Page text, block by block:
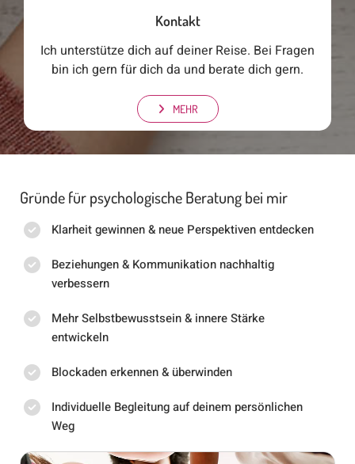
Kontakt
Ich unterstütze dich auf deiner Reise. Bei Fragen
bin ich gern für dich da und berate dich gern.
MEHR
Gründe für psychologische Beratung bei mir
Klarheit gewinnen & neue Perspektiven entdecken
Beziehungen & Kommunikation nachhaltig
verbessern
Mehr Selbstbewusstsein & innere Stärke
entwickeln
Blockaden erkennen & überwinden
Individuelle Begleitung auf deinem persönlichen
Weg